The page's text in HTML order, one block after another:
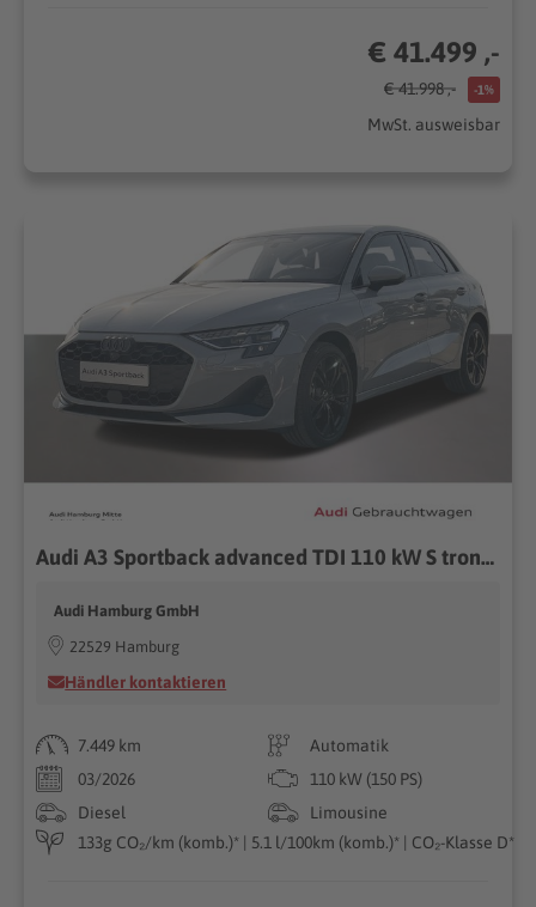
€ 41.499 ,-
€ 41.998 ,- -1%
MwSt. ausweisbar
Audi A3 Sportback advanced TDI 110 kW S tronic LED Kamera
Audi Hamburg GmbH
22529 Hamburg
Händler kontaktieren
7.449 km
Automatik
03/2026
110 kW (150 PS)
Diesel
Limousine
133g CO₂/km (komb.)* | 5.1 l/100km (komb.)* | CO₂-Klasse D*